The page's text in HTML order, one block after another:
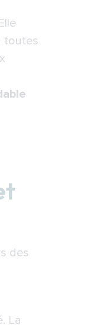
toutes
des
La